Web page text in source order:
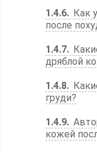
1.4.6
Как
после
1.4.7
дряблой
1.4.8
груди?
1.4.9
кожей